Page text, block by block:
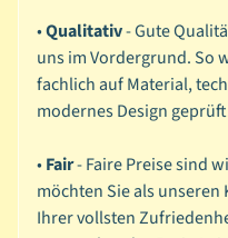
a
i
n
t
n
g
Expand
•Qualitativ- Gute
uns im Vordergrund. So
fachlich auf Material,
modernes Design
•Fair- Faire Preise sind
möchten Sie als
Ihrer vollsten